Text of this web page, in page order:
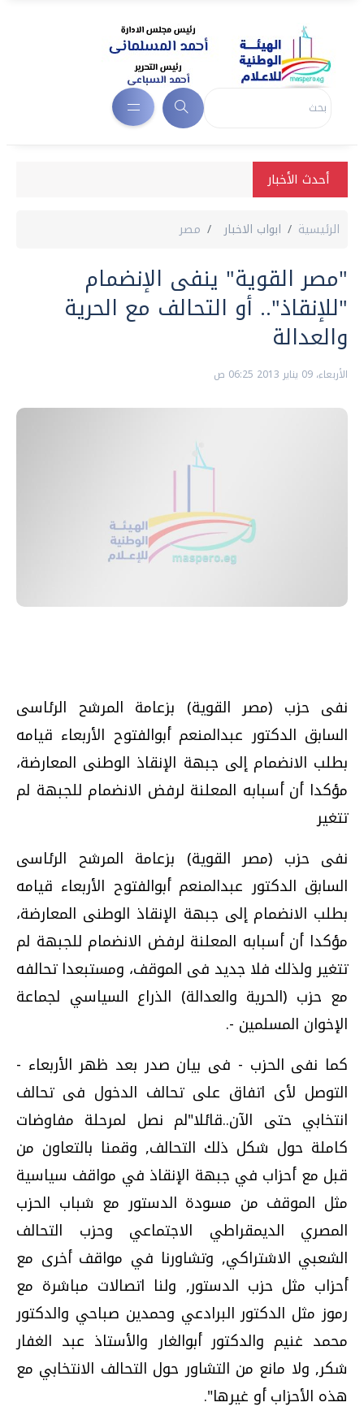
أحدث الأخبار
الرئيسية ابواب الاخبار مصر
"مصر القوية" ينفى الإنضمام
"للإنقاذ".. أو التحالف مع الحرية
والعدالة
الأربعاء، 09 يناير 2013 06:25 ص
نفى حزب (مصر القوية) بزعامة المرشح الرئاسى
السابق الدكتور عبدالمنعم أبوالفتوح الأربعاء قيامه
بطلب الانضمام إلى جبهة الإنقاذ الوطنى المعارضة،
مؤكدا أن أسبابه المعلنة لرفض الانضمام للجبهة لم
تتغير
نفى حزب (مصر القوية) بزعامة المرشح الرئاسى
السابق الدكتور عبدالمنعم أبوالفتوح الأربعاء قيامه
بطلب الانضمام إلى جبهة الإنقاذ الوطنى المعارضة،
مؤكدا أن أسبابه المعلنة لرفض الانضمام للجبهة لم
تتغير ولذلك فلا جديد فى الموقف، ومستبعدا تحالفه
مع حزب (الحرية والعدالة) الذراع السياسي لجماعة
الإخوان المسلمين -.
كما نفى الحزب - فى بيان صدر بعد ظهر الأربعاء -
التوصل لأى اتفاق على تحالف الدخول فى تحالف
انتخابي حتى الآن..قائلا"لم نصل لمرحلة مفاوضات
كاملة حول شكل ذلك التحالف, وقمنا بالتعاون من
قبل مع أحزاب في جبهة الإنقاذ في مواقف سياسية
مثل الموقف من مسودة الدستور مع شباب الحزب
المصري الديمقراطي الاجتماعي وحزب التحالف
الشعبي الاشتراكي, وتشاورنا في مواقف أخرى مع
أحزاب مثل حزب الدستور, ولنا اتصالات مباشرة مع
رموز مثل الدكتور البرادعي وحمدين صباحي والدكتور
محمد غنيم والدكتور أبوالغار والأستاذ عبد الغفار
شكر, ولا مانع من التشاور حول التحالف الانتخابي مع
هذه الأحزاب أو غيرها".